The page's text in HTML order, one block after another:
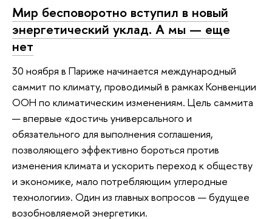
Мир бесповоротно вступил в новый
энергетический уклад. А мы — еще
нет
30 ноября в Париже начинается международный
саммит по климату, проводимый в рамках Конвенции
ООН по климатическим изменениям. Цель саммита
— впервые «достичь универсального и
обязательного для выполнения соглашения,
позволяющего эффективно бороться против
изменения климата и ускорить переход к обществу
и экономике, мало потребляющим углеродные
технологии». Один из главных вопросов — будущее
возобновляемой энергетики.